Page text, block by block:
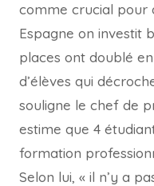
comme crucial pour
Espagne on investit
places ont doublé
d’élèves qui
souligne le chef de
estime que 4
formation
Selon lui, « il n’y a